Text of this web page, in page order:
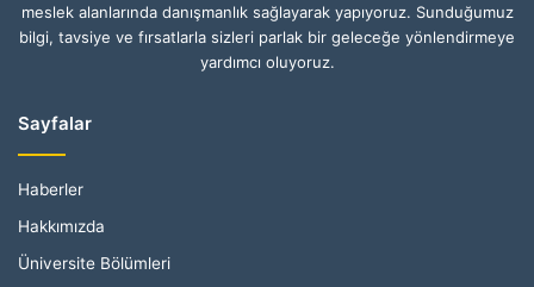
meslek alanlarında danışmanlık sağlayarak yapıyoruz. Sunduğumuz
bilgi, tavsiye ve fırsatlarla sizleri parlak bir geleceğe yönlendirmeye
yardımcı oluyoruz.
Sayfalar
Haberler
Hakkımızda
Üniversite Bölümleri